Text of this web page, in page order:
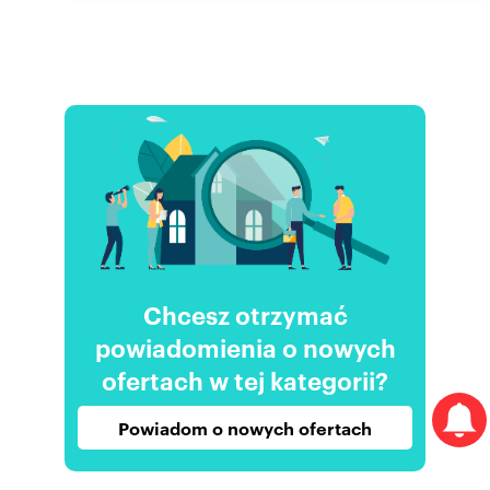
Chcesz otrzymać
powiadomienia o nowych
ofertach w tej kategorii?
Powiadom o nowych ofertach